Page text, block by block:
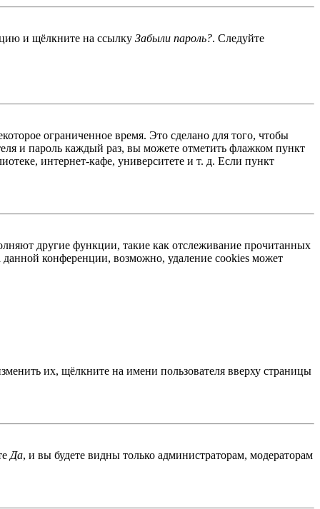
и щёлкните на ссылку Забыли пароль?. Следуйте
ограниченное время. Это сделано для того, чтобы
и пароль каждый раз, вы можете отметить флажком пункт
интернет-кафе, университете и т. д. Если пункт
другие функции, такие как отслеживание прочитанных
конференции, возможно, удаление cookies может
их, щёлкните на имени пользователя вверху страницы
Да, и вы будете видны только администраторам, модераторам